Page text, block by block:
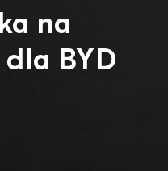
na
BYD